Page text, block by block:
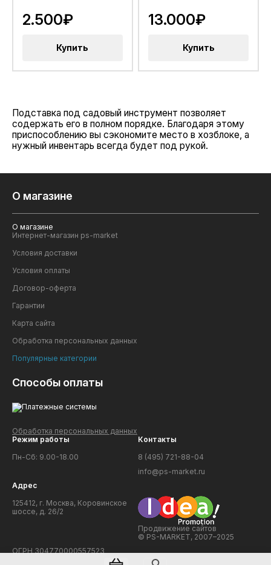
2.500₽
Купить
13.000₽
Купить
Подставка под садовый инструмент позволяет
содержать его в полном порядке. Благодаря этому
приспособлению вы сэкономите место в хозблоке, а
нужный инвентарь всегда будет под рукой.
О магазине
О магазине
Интернет-магазин ps-market
Условия доставки
Условия оплаты
Договор-оферта
Гарантии
Карта сайта
Обработка персональных данных
Популярные категории
Способы оплаты
Обработка персональных данных
Режим работы
Пн-Сб: 9.00-18.00
Контакты
8 (495) 721-88-04
info@ps-market.ru
Адрес
125412, г. Москва, Коровинское
шоссе, д. 26/2
Продвижение сайтов
© PS-MARKET, 2007–2025
ОГРН 304770000557523